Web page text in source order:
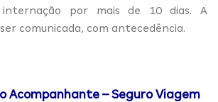
internação por mais de 10 dias. A
comunicada, com antecedência.
Acompanhante – Seguro Viagem